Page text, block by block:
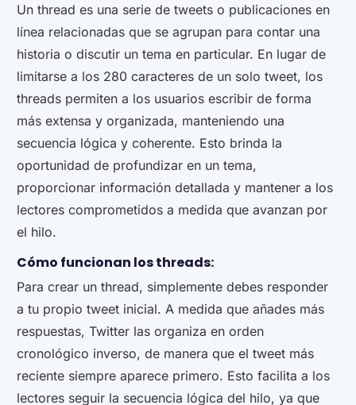
Un thread es una serie de tweets o publicaciones en
línea relacionadas que se agrupan para contar una
historia o discutir un tema en particular. En lugar de
limitarse a los 280 caracteres de un solo tweet, los
threads permiten a los usuarios escribir de forma
más extensa y organizada, manteniendo una
secuencia lógica y coherente. Esto brinda la
oportunidad de profundizar en un tema,
proporcionar información detallada y mantener a los
lectores comprometidos a medida que avanzan por
el hilo.
Cómo funcionan los threads:
Para crear un thread, simplemente debes responder
a tu propio tweet inicial. A medida que añades más
respuestas, Twitter las organiza en orden
cronológico inverso, de manera que el tweet más
reciente siempre aparece primero. Esto facilita a los
lectores seguir la secuencia lógica del hilo, ya que